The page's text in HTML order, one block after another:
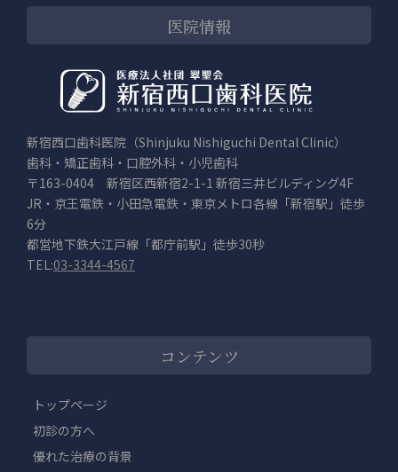
医院情報
新宿西口歯科医院（Shinjuku Nishiguchi Dental Clinic）
歯科・矯正歯科・口腔外科・小児歯科
〒163-0404 新宿区西新宿2-1-1 新宿三井ビルディング4F
JR・京王電鉄・小田急電鉄・東京メトロ各線「新宿駅」徒歩
6分
都営地下鉄大江戸線「都庁前駅」徒歩30秒
TEL:03-3344-4567
コンテンツ
トップページ
初診の方へ
優れた治療の背景